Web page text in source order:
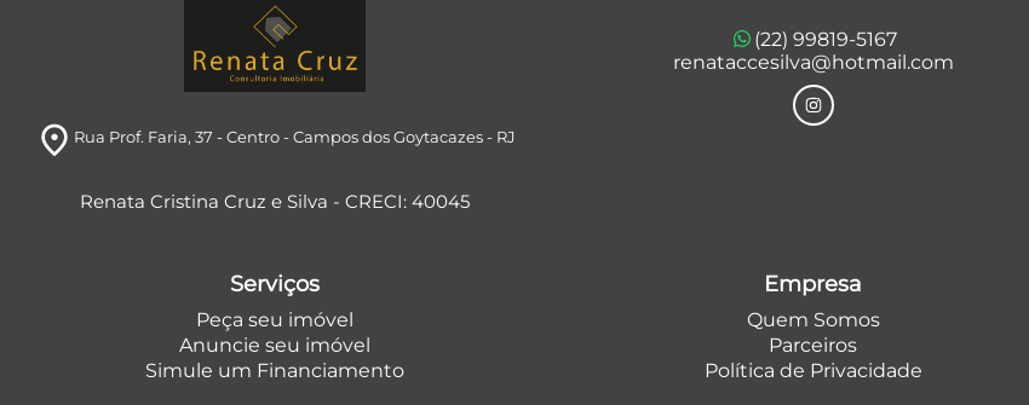
room Rua Prof. Faria, 37 - Centro- Campos dos Goytacazes- RJ
Renata Cristina Cruz e Silva - CRECI: 40045
(22) 99819-5167
renataccesilva@hotmail.com
Serviços
Peça seu imóvel
Anuncie seu imóvel
Simule um Financiamento
Empresa
Quem Somos
Parceiros
Política de Privacidade